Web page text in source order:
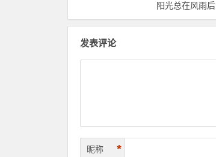
阳光总在风雨后
发表评论
昵称 *